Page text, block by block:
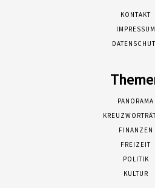
KONTAKT
IMPRESSUM
PANORAMA
FINANZEN
FREIZEIT
POLITIK
KULTUR